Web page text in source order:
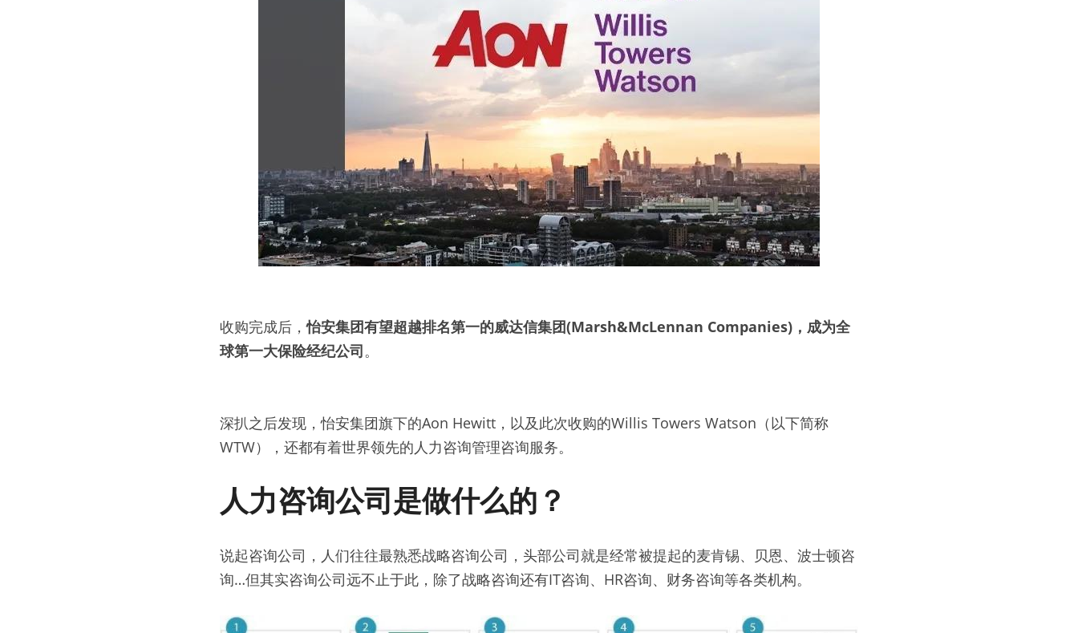
收购完成后，怡安集团有望超越排名第一的威达信集团(Marsh&McLennan Companies)，成为全
球第一大保险经纪公司。
深扒之后发现，怡安集团旗下的Aon Hewitt，以及此次收购的Willis Towers Watson（以下简称
WTW），还都有着世界领先的人力咨询管理咨询服务。
人力咨询公司是做什么的？
说起咨询公司，人们往往最熟悉战略咨询公司，头部公司就是经常被提起的麦肯锡、贝恩、波士顿咨
询…但其实咨询公司远不止于此，除了战略咨询还有IT咨询、HR咨询、财务咨询等各类机构。